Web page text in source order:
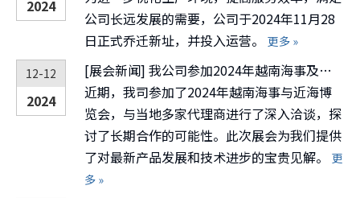
2024
公司长远发展的需要，公司于2024年11月28
日正式乔迁新址，并投入运营。 更多 »
12-12
2024
[展会新闻] 我公司参加2024年越南海事及近海博览会
近期，我司参加了2024年越南海事与近海博
览会，与当地多家代理商进行了深入洽谈，探
讨了长期合作的可能性。此次展会为我们提供
了对最新产品发展和技术进步的宝贵见解。 更
多 »